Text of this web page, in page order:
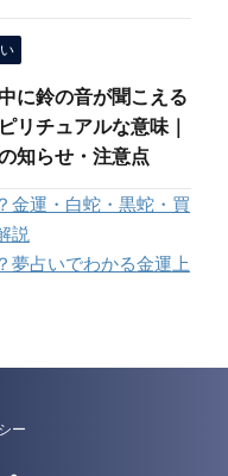
に鈴の音が聞こえる
リチュアルな意味｜
知らせ・注意点
金運・白蛇・黒蛇・買
説
夢占いでわかる金運上
ー